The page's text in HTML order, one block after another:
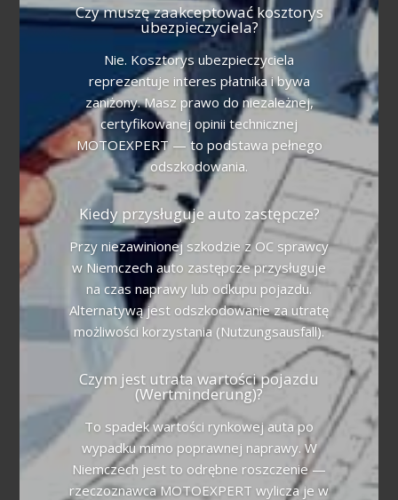
Czy muszę zaakceptować kosztorys
ubezpieczyciela?
Nie. Kosztorys ubezpieczyciela
reprezentuje interes płatnika i bywa
zaniżony. Masz prawo do niezależnej,
certyfikowanej opinii technicznej
MOTOEXPERT — to podstawa pełnego
odszkodowania.
Kiedy przysługuje auto zastępcze?
Przy niezawinionej szkodzie z OC sprawcy
w Niemczech auto zastępcze przysługuje
na czas naprawy lub odkupu pojazdu.
Alternatywą jest odszkodowanie za utratę
możliwości korzystania (Nutzungsausfall).
Czym jest utrata wartości pojazdu
(Wertminderung)?
To spadek wartości rynkowej auta po
wypadku mimo poprawnej naprawy. W
Niemczech jest to odrębne roszczenie —
rzeczoznawca MOTOEXPERT wylicza je w